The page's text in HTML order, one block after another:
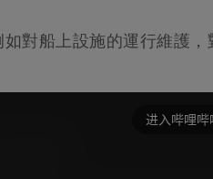
對船上設施的運行維護，